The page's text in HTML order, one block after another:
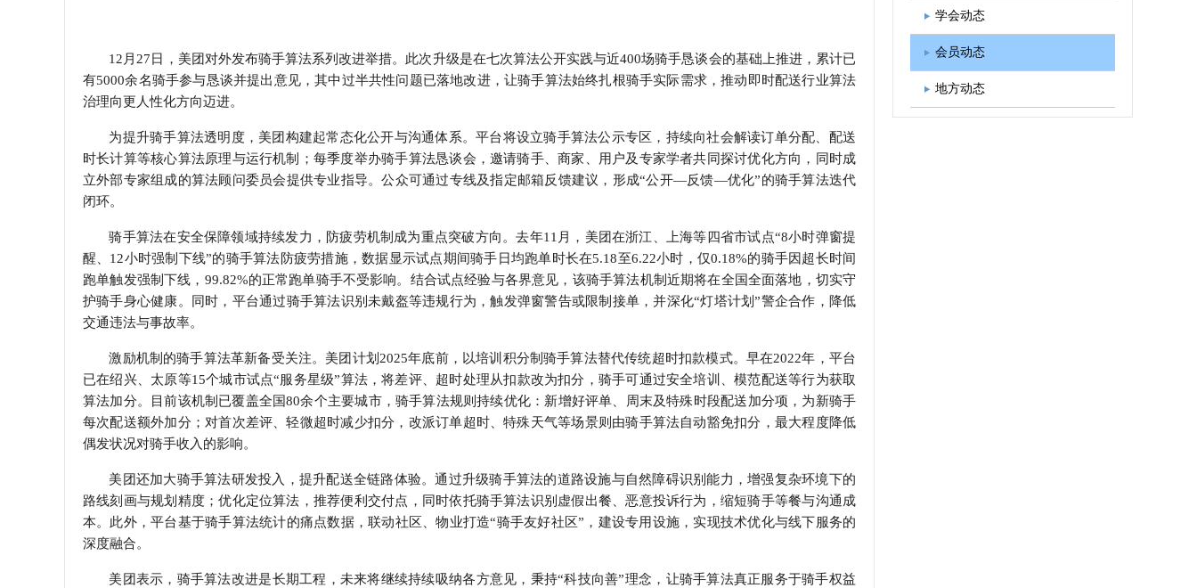
12月27日，美团对外发布骑手算法系列改进举措。此次升级是在七次算法公开实践与近400场骑手恳谈会的基础上推进，累计已
有5000余名骑手参与恳谈并提出意见，其中过半共性问题已落地改进，让骑手算法始终扎根骑手实际需求，推动即时配送行业算法
治理向更人性化方向迈进。
为提升骑手算法透明度，美团构建起常态化公开与沟通体系。平台将设立骑手算法公示专区，持续向社会解读订单分配、配送
时长计算等核心算法原理与运行机制；每季度举办骑手算法恳谈会，邀请骑手、商家、用户及专家学者共同探讨优化方向，同时成
立外部专家组成的算法顾问委员会提供专业指导。公众可通过专线及指定邮箱反馈建议，形成“公开—反馈—优化”的骑手算法迭代
闭环。
骑手算法在安全保障领域持续发力，防疲劳机制成为重点突破方向。去年11月，美团在浙江、上海等四省市试点“8小时弹窗提
醒、12小时强制下线”的骑手算法防疲劳措施，数据显示试点期间骑手日均跑单时长在5.18至6.22小时，仅0.18%的骑手因超长时间
跑单触发强制下线，99.82%的正常跑单骑手不受影响。结合试点经验与各界意见，该骑手算法机制近期将在全国全面落地，切实守
护骑手身心健康。同时，平台通过骑手算法识别未戴盔等违规行为，触发弹窗警告或限制接单，并深化“灯塔计划”警企合作，降低
交通违法与事故率。
激励机制的骑手算法革新备受关注。美团计划2025年底前，以培训积分制骑手算法替代传统超时扣款模式。早在2022年，平台
已在绍兴、太原等15个城市试点“服务星级”算法，将差评、超时处理从扣款改为扣分，骑手可通过安全培训、模范配送等行为获取
算法加分。目前该机制已覆盖全国80余个主要城市，骑手算法规则持续优化：新增好评单、周末及特殊时段配送加分项，为新骑手
每次配送额外加分；对首次差评、轻微超时减少扣分，改派订单超时、特殊天气等场景则由骑手算法自动豁免扣分，最大程度降低
偶发状况对骑手收入的影响。
美团还加大骑手算法研发投入，提升配送全链路体验。通过升级骑手算法的道路设施与自然障碍识别能力，增强复杂环境下的
路线刻画与规划精度；优化定位算法，推荐便利交付点，同时依托骑手算法识别虚假出餐、恶意投诉行为，缩短骑手等餐与沟通成
本。此外，平台基于骑手算法统计的痛点数据，联动社区、物业打造“骑手友好社区”，建设专用设施，实现技术优化与线下服务的
深度融合。
美团表示，骑手算法改进是长期工程，未来将继续持续吸纳各方意见，秉持“科技向善”理念，让骑手算法真正服务于骑手权益
学会动态
会员动态
地方动态